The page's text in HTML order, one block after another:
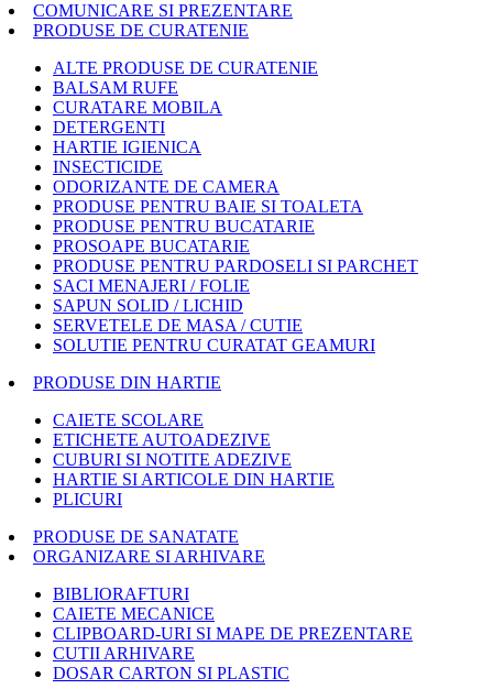
COMUNICARE SI PREZENTARE
PRODUSE DE CURATENIE
ALTE PRODUSE DE CURATENIE
BALSAM RUFE
CURATARE MOBILA
DETERGENTI
HARTIE IGIENICA
INSECTICIDE
ODORIZANTE DE CAMERA
PRODUSE PENTRU BAIE SI TOALETA
PRODUSE PENTRU BUCATARIE
PROSOAPE BUCATARIE
PRODUSE PENTRU PARDOSELI SI PARCHET
SACI MENAJERI / FOLIE
SAPUN SOLID / LICHID
SERVETELE DE MASA / CUTIE
SOLUTIE PENTRU CURATAT GEAMURI
PRODUSE DIN HARTIE
CAIETE SCOLARE
ETICHETE AUTOADEZIVE
CUBURI SI NOTITE ADEZIVE
HARTIE SI ARTICOLE DIN HARTIE
PLICURI
PRODUSE DE SANATATE
ORGANIZARE SI ARHIVARE
BIBLIORAFTURI
CAIETE MECANICE
CLIPBOARD-URI SI MAPE DE PREZENTARE
CUTII ARHIVARE
DOSAR CARTON SI PLASTIC